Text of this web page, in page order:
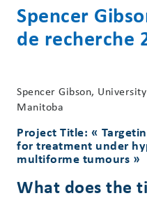
Spencer
de recherche
Spencer Gibson,
Manitoba
Project Title: «
for treatment under
multiforme tumours »
What does the